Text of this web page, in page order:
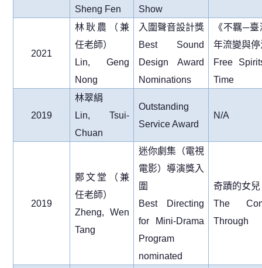
Sheng Fen
Show
2021
林耿農（兼
任老師）
Lin, Geng
Nong
入圍聲音設計獎
Best Sound
Design Award
Nominations
《不羈─臺
年流變與停
Free
Time
2019
林翠絹
Lin, Tsui-
Chuan
Outstanding
Service Award
N/A
2019
鄭文堂（兼
任老師）
Zheng, Wen
Tang
迷你劇集（電視
電影）導演獎入
圍
Best Directing
for Mini-Drama
Program
nominated
奇蹟的女兒
The
Through